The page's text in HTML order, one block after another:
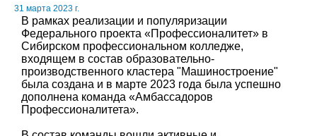
31 марта 2023 г.
В рамках реализации и популяризации
Федерального проекта «Профессионалитет» в
Сибирском профессиональном колледже,
входящем в состав образовательно-
производственного кластера "Машиностроение"
была создана и в марте 2023 года была успешно
дополнена команда «Амбассадоров
Профессионалитета».